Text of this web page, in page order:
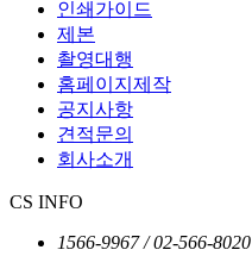
인쇄가이드
제본
촬영대행
홈페이지제작
공지사항
견적문의
회사소개
CS INFO
1566-9967 / 02-566-8020